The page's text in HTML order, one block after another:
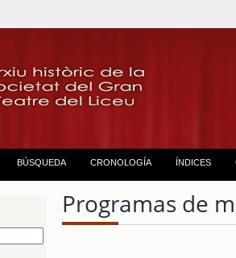
BÚSQUEDA CRONOLOGÍA ÍNDICES
Programas de